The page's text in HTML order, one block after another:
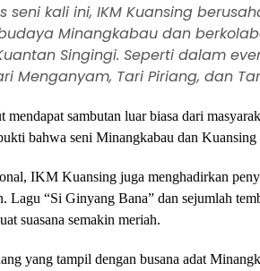
seni kali ini, IKM Kuansing
Minangkabau dan
Singingi. Seperti dalam
Menganyam, Tari Piriang, dan
mendapat sambutan luar biasa dari
bahwa seni Minangkabau dan
IKM Kuansing juga menghadirkan
Lagu “Si Ginyang Bana” dan sejumlah
suasana semakin meriah.
yang tampil dengan busana adat